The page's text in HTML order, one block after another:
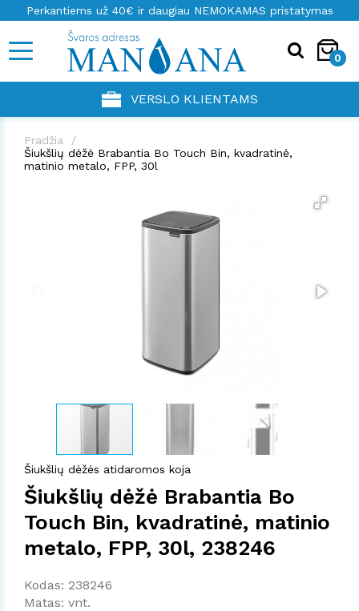
Perkantiems už 40€ ir daugiau NEMOKAMAS pristatymas
0
VERSLO KLIENTAMS
Pradžia
Šiukšlių dėžė Brabantia Bo Touch Bin, kvadratinė,
matinio metalo, FPP, 30l
Šiukšlių dėžės atidaromos koja
Šiukšlių dėžė Brabantia Bo
Touch Bin, kvadratinė, matinio
metalo, FPP, 30l, 238246
Kodas: 238246
Matas: vnt.